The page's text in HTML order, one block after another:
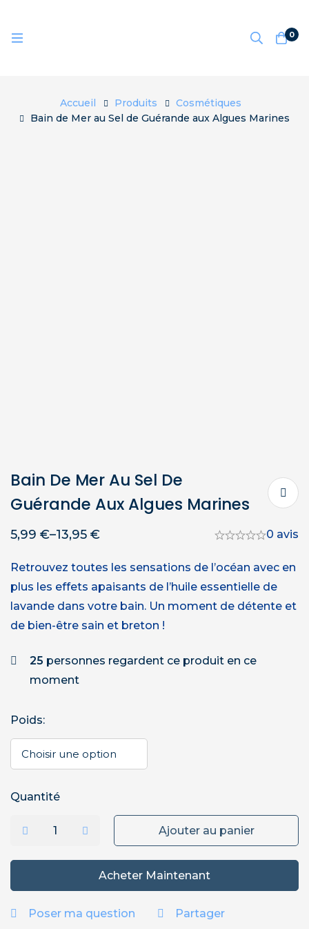
0
Accueil Produits
Cosmétiques
Bain de Mer au Sel de Guérande aux Algues Marines
Bain De Mer Au Sel De
Guérande Aux Algues Marines
5,99 €–13,95 € 0 avis
Retrouvez toutes les sensations de l’océan avec en
plus les effets apaisants de l’huile essentielle de
lavande dans votre bain. Un moment de détente et
de bien-être sain et breton !
25 personnes regardent ce produit en ce
moment
Poids:
Quantité
Ajouter au panier
Acheter Maintenant
Poser ma question Partager